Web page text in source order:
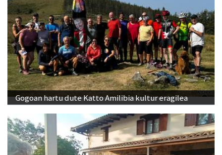
Gogoan hartu dute Katto Amilibia kultur eragilea